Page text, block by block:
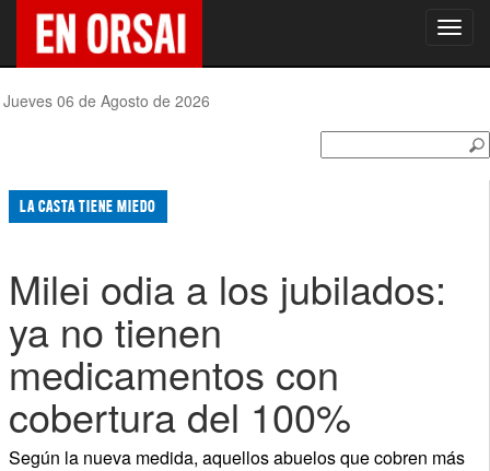
Jueves 06 de Agosto de 2026
LA CASTA TIENE MIEDO
Milei odia a los jubilados:
ya no tienen
medicamentos con
cobertura del 100%
Según la nueva medida, aquellos abuelos que cobren más